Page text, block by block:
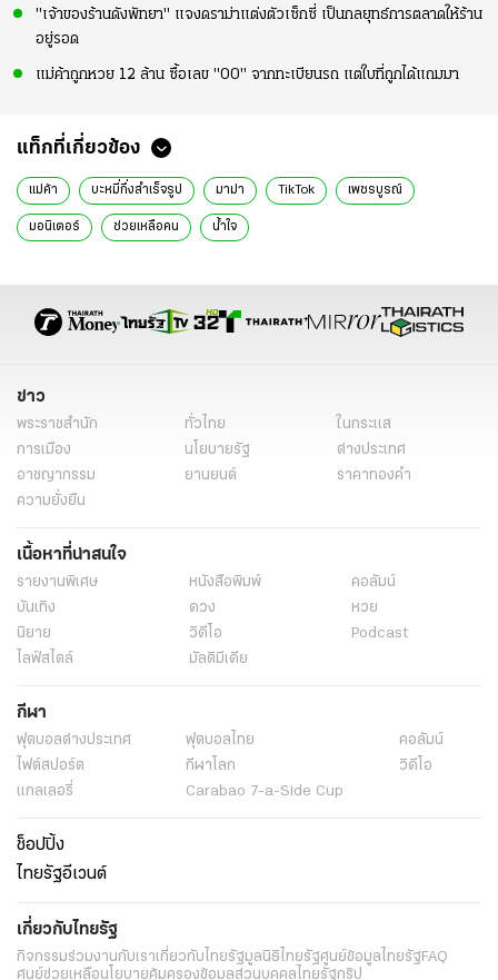
"เจ้าของร้านดังพัทยา" แจงดราม่าแต่งตัวเซ็กซี่ เป็นกลยุทธ์การตลาดให้ร้าน
อยู่รอด
แม่ค้าถูกหวย 12 ล้าน ซื้อเลข "00" จากทะเบียนรถ แต่ใบที่ถูกได้แถมมา
แท็กที่เกี่ยวข้อง
แม่ค้า บะหมี่กึ่งสำเร็จรูป มาม่า TikTok เพชรบูรณ์
มอนิเตอร์ ช่วยเหลือคน น้ำใจ
ข่าว
พระราชสำนัก ทั่วไทย
ในกระแส
การเมือง
นโยบายรัฐ
ต่างประเทศ
อาชญากรรม
ยานยนต์
ราคาทองคำ
ความยั่งยืน
เนื้อหาที่น่าสนใจ
รายงานพิเศษ หนังสือพิมพ์
คอลัมน์
บันเทิง
ดวง
หวย
นิยาย
วิดีโอ
Podcast
ไลฟ์สไตล์
มัลติมีเดีย
กีฬา
ฟุตบอลต่่างประเทศ ฟุตบอลไทย
คอลัมน์
ไฟต์สปอร์ต
กีฬาโลก
วิดีโอ
แกลเลอรี่
Carabao 7-a-Side Cup
ช็อปปิ้ง
ไทยรัฐอีเวนต์
เกี่ยวกับไทยรัฐ
กิจกรรมร่วมงานกับเราเกี่ยวกับไทยรัฐมูลนิธิไทยรัฐศูนย์ข้อมูลไทยรัฐFAQ
ศูนย์ช่วยเหลือนโยบายคุ้มครองข้อมูลส่วนบุคคลไทยรัฐกรุ๊ป